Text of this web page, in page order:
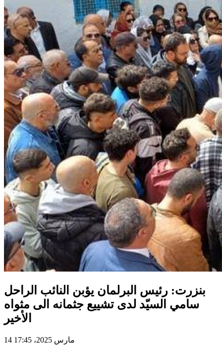
بنزرت: رئيس البرلمان يؤبن النائب الراحل
سامي السيّد لدى تشييع جثمانه الى مثواه
الأخير
14 مارس 2025، 17:45